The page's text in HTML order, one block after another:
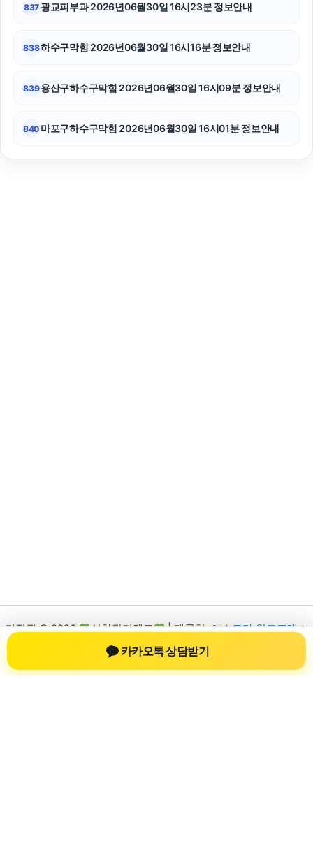
837 광교피부과 2026년06월30일 16시23분 정보안내
838하수구막힘 2026년06월30일 16시16분 정보안내
839용산구하수구막힘 2026년06월30일 16시09분 정보안내
840 마포구하수구막힘 2026년06월30일 16시01분 정보안내
저작권 © 2026 신차장기렌트 | 제공처:
아스트라 워드프레스
테마
카카오톡 상담받기